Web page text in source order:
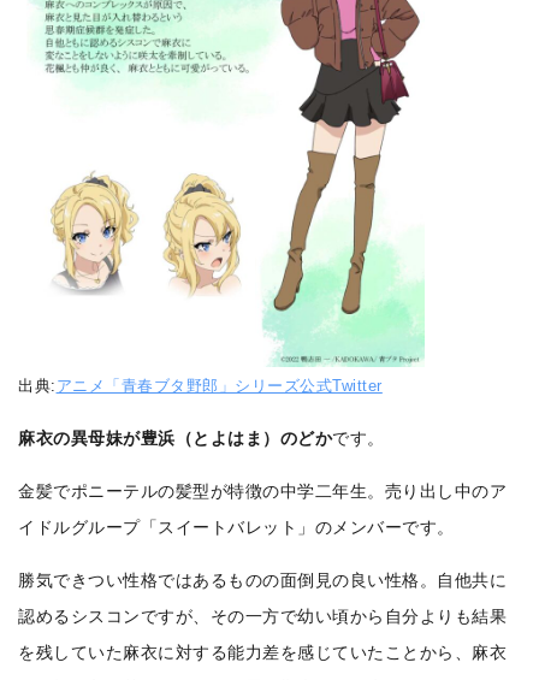
出典: アニメ「青春ブタ野郎」シリーズ公式Twitter
麻衣の異母妹が豊浜（とよはま）のどかです。
金髪でポニーテルの髪型が特徴の中学二年生。売り出し中のア
イドルグループ「スイートバレット」のメンバーです。
勝気できつい性格ではあるものの面倒見の良い性格。自他共に
認めるシスコンですが、その一方で幼い頃から自分よりも結果
を残していた麻衣に対する能力差を感じていたことから、麻衣